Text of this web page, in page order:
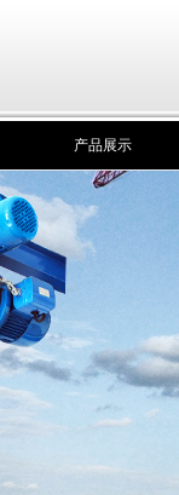
产品展示